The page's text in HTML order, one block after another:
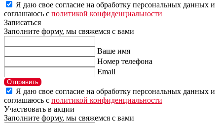
Я даю свое согласие на обработку персональных данных и
соглашаюсь с политикой конфиденциальности
Записаться
Заполните форму, мы свяжемся с вами
Ваше имя
Номер телефона
Email
Отправить
Я даю свое согласие на обработку персональных данных и
соглашаюсь с политикой конфиденциальности
Участвовать в акции
Заполните форму, мы свяжемся с вами